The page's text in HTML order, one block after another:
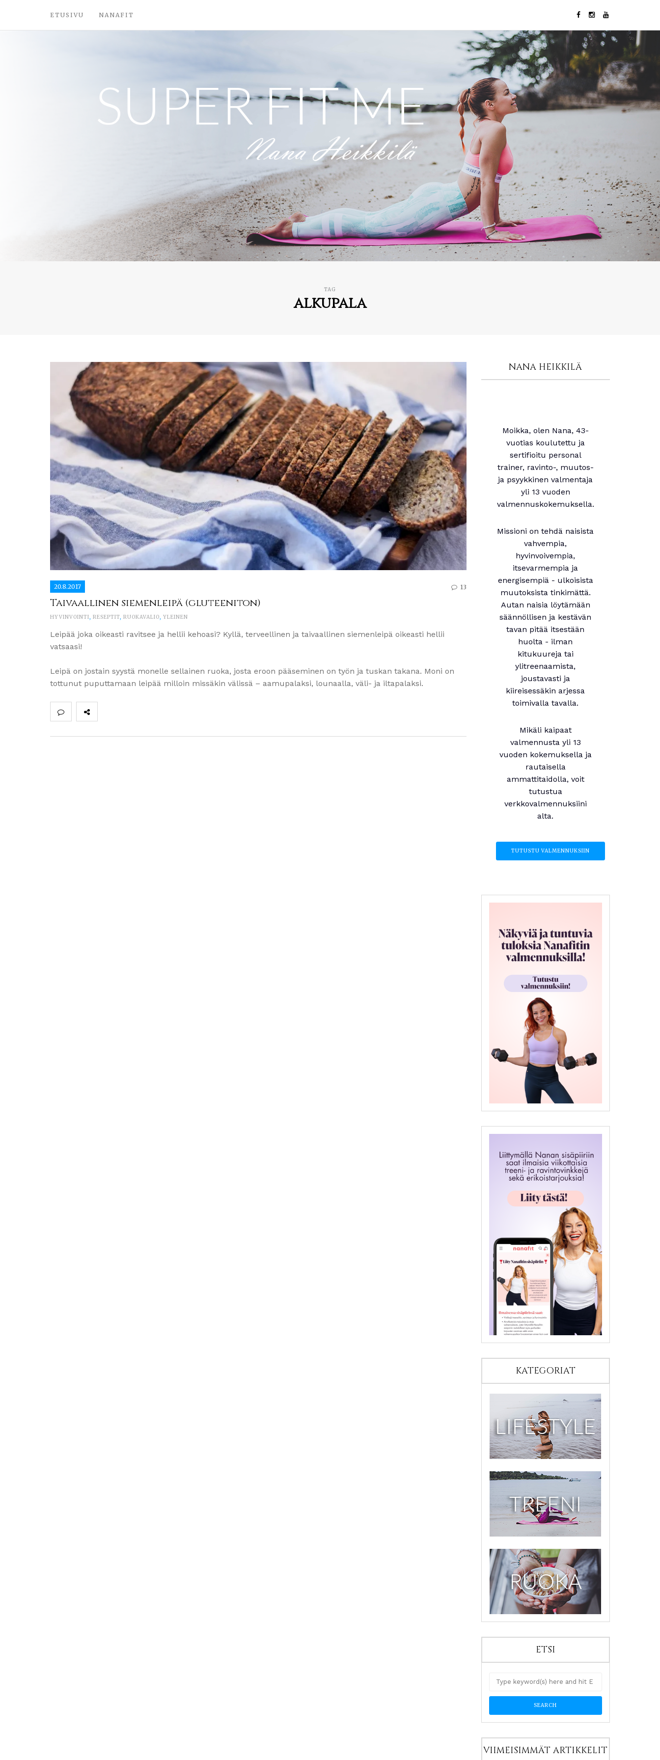
ETUSIVU NANAFIT
TAG
alkupala
20.8.2017 13
Taivaallinen siemenleipä (gluteeniton)
HYVINVOINTI, RESEPTIT, RUOKAVALIO, YLEINEN
Leipää joka oikeasti ravitsee ja hellii kehoasi? Kyllä, terveellinen ja taivaallinen siemenleipä oikeasti hellii
vatsaasi!
Leipä on jostain syystä monelle sellainen ruoka, josta eroon pääseminen on työn ja tuskan takana. Moni on
tottunut puputtamaan leipää milloin missäkin välissä – aamupalaksi, lounaalla, väli- ja iltapalaksi.
NANA HEIKKILÄ
Moikka, olen Nana, 43-
vuotias koulutettu ja
sertifioitu personal
trainer, ravinto-, muutos-
ja psyykkinen valmentaja
yli 13 vuoden
valmennuskokemuksella.
Missioni on tehdä naisista
vahvempia,
hyvinvoivempia,
itsevarmempia ja
energisempiä - ulkoisista
muutoksista tinkimättä.
Autan naisia löytämään
säännöllisen ja kestävän
tavan pitää itsestään
huolta - ilman
kitukuureja tai
ylitreenaamista,
joustavasti ja
kiireisessäkin arjessa
toimivalla tavalla.
Mikäli kaipaat
valmennusta yli 13
vuoden kokemuksella ja
rautaisella
ammattitaidolla, voit
tutustua
verkkovalmennuksiini
alta.
TUTUSTU VALMENNUKSIIN
KATEGORIAT
ETSI
VIIMEISIMMÄT ARTIKKELIT